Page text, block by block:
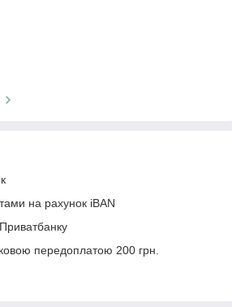
на рахунок iBAN
передоплатою 200 грн.